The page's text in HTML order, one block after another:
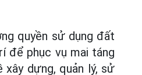
quyền sử dụng đất
để phục vụ mai táng
dựng, quản lý, sử